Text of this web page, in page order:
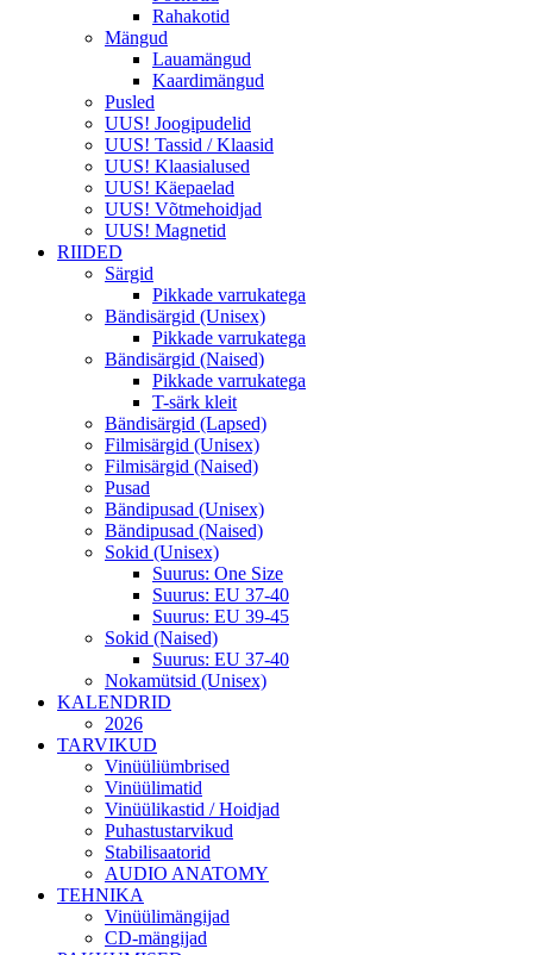
Rahakotid
Mängud
Lauamängud
Kaardimängud
Pusled
UUS! Joogipudelid
UUS! Tassid / Klaasid
UUS! Klaasialused
UUS! Käepaelad
UUS! Võtmehoidjad
UUS! Magnetid
RIIDED
Särgid
Pikkade varrukatega
Bändisärgid (Unisex)
Pikkade varrukatega
Bändisärgid (Naised)
Pikkade varrukatega
T-särk kleit
Bändisärgid (Lapsed)
Filmisärgid (Unisex)
Filmisärgid (Naised)
Pusad
Bändipusad (Unisex)
Bändipusad (Naised)
Sokid (Unisex)
Suurus: One Size
Suurus: EU 37-40
Suurus: EU 39-45
Sokid (Naised)
Suurus: EU 37-40
Nokamütsid (Unisex)
KALENDRID
2026
TARVIKUD
Vinüüliümbrised
Vinüülimatid
Vinüülikastid / Hoidjad
Puhastustarvikud
Stabilisaatorid
AUDIO ANATOMY
TEHNIKA
Vinüülimängijad
CD-mängijad